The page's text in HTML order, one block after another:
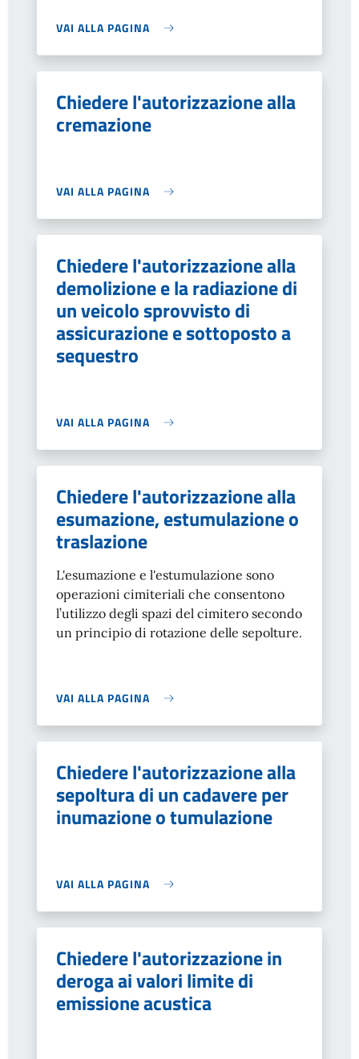
VAI ALLA PAGINA
Chiedere l'autorizzazione alla
cremazione
VAI ALLA PAGINA
Chiedere l'autorizzazione alla
demolizione e la radiazione di
un veicolo sprovvisto di
assicurazione e sottoposto a
sequestro
VAI ALLA PAGINA
Chiedere l'autorizzazione alla
esumazione, estumulazione o
traslazione
L'esumazione e l'estumulazione sono
operazioni cimiteriali che consentono
l’utilizzo degli spazi del cimitero secondo
un principio di rotazione delle sepolture.
VAI ALLA PAGINA
Chiedere l'autorizzazione alla
sepoltura di un cadavere per
inumazione o tumulazione
VAI ALLA PAGINA
Chiedere l'autorizzazione in
deroga ai valori limite di
emissione acustica